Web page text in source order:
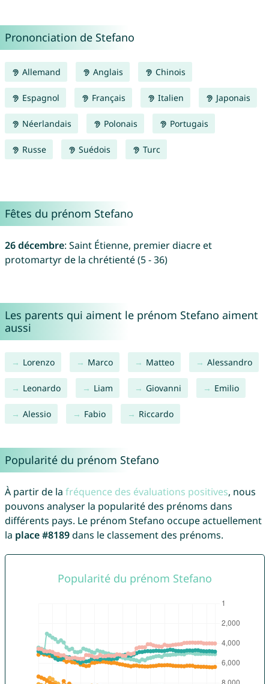
Prononciation de Stefano
Allemand Anglais Chinois
Espagnol Français Italien Japonais
Néerlandais Polonais Portugais
Russe Suédois Turc
Fêtes du prénom Stefano
26 décembre: Saint Étienne, premier diacre et
protomartyr de la chrétienté (5 - 36)
Les parents qui aiment le prénom Stefano aiment
aussi
Lorenzo Marco Matteo Alessandro
Leonardo Liam Giovanni Emilio
Alessio Fabio Riccardo
Popularité du prénom Stefano
À partir de la fréquence des évaluations positives, nous
pouvons analyser la popularité des prénoms dans
différents pays. Le prénom Stefano occupe actuellement
la place #8189dans le classement des prénoms.